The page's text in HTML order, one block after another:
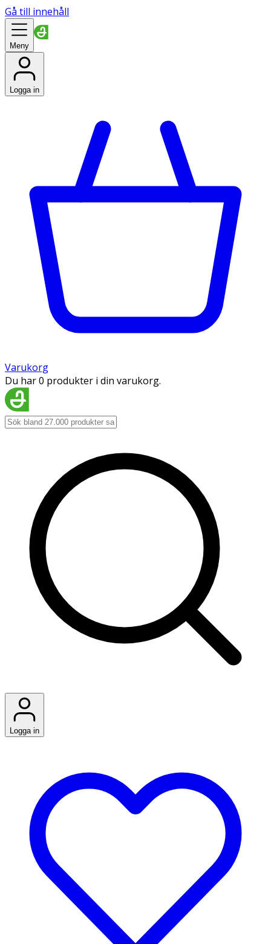
Gå till innehåll
Meny
Logga in
Varukorg
Du har 0 produkter i din varukorg.
Logga in